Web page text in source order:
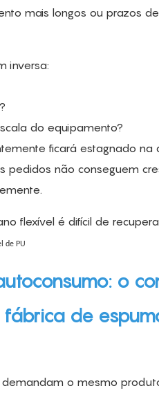
mais longos ou prazos
inversa:
do equipamento?
ficará estagnado
pedidos não conseguem
de PU
o
fábrica de
o mesmo